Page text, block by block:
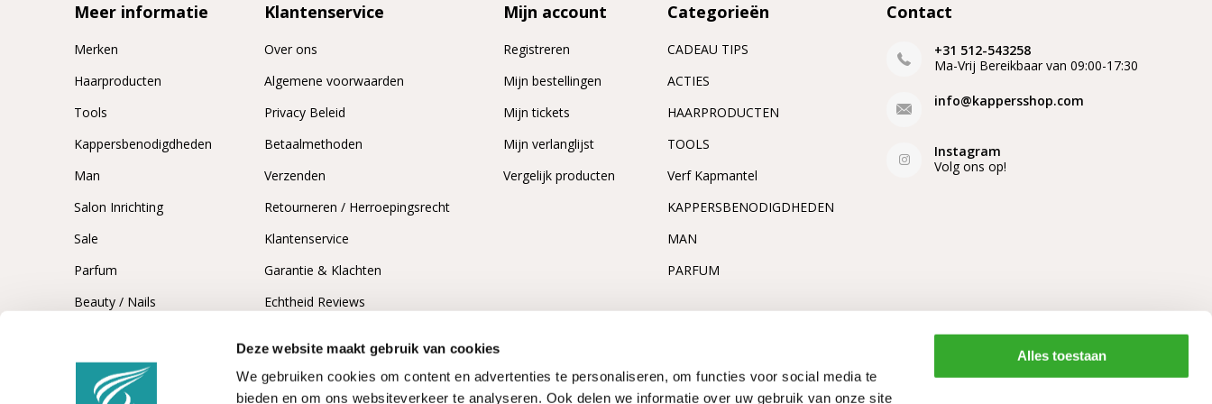
Deze website maakt gebruik van cookies
We gebruiken cookies om content en advertenties te personaliseren, om functies voor social media te
bieden en om ons websiteverkeer te analyseren. Ook delen we informatie over uw gebruik van onze site
Alles toestaan
Wanneer je een shampoo bij ons koopt, bezorgen wij deze snel! Waar en wanneer je dat
maar wilt. Bestellingen boven de 50,- leveren wij gratis.
Bij Kappersshop vind je ongetwijfeld een shampoo met arganolie die goed bij jouw
haartype aansluit!
Meer informatie
Merken
Haarproducten
Tools
Kappersbenodigdheden
Man
Salon Inrichting
Sale
Parfum
Beauty / Nails
Klantenservice
Over ons
Algemene voorwaarden
Privacy Beleid
Betaalmethoden
Verzenden
Retourneren / Herroepingsrecht
Klantenservice
Garantie & Klachten
Echtheid Reviews
Mijn account
Registreren
Mijn bestellingen
Mijn tickets
Mijn verlanglijst
Vergelijk producten
Categorieën
CADEAU TIPS
ACTIES
HAARPRODUCTEN
TOOLS
Verf Kapmantel
KAPPERSBENODIGDHEDEN
MAN
PARFUM
Contact
+31 512-543258
Ma-Vrij Bereikbaar van 09:00-17:30
info@kappersshop.com
Instagram
Volg ons op!